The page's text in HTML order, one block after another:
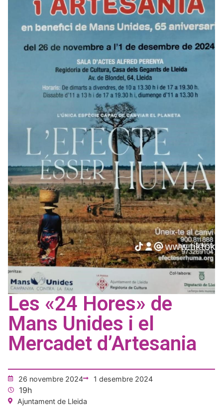
Les «24 Hores» de
Mans Unides i el
Mercadet d’Artesania
26 novembre 2024 1 desembre 2024
19h
Ajuntament de Lleida